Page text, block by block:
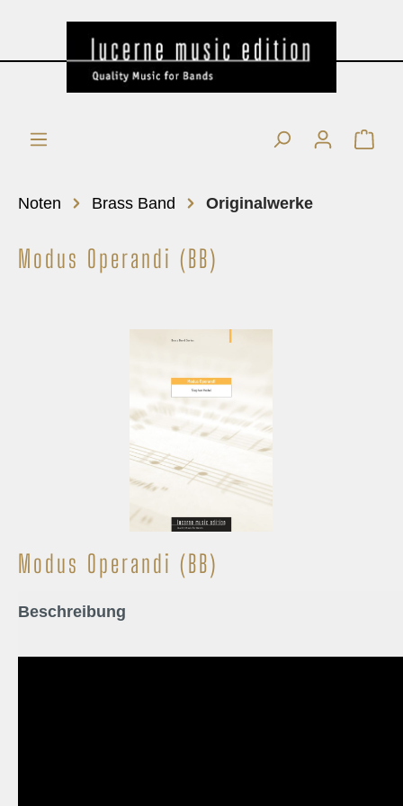
Noten Brass Band Originalwerke
Modus Operandi (BB)
Modus Operandi (BB)
Beschreibung